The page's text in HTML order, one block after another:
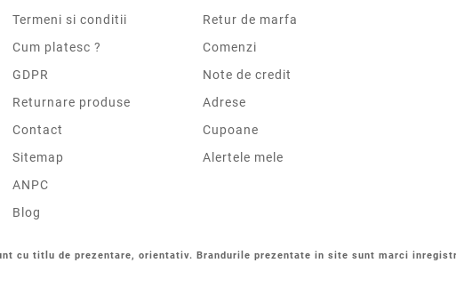
Termeni si conditii
Cum platesc ?
GDPR
Returnare produse
Contact
Sitemap
ANPC
Blog
Retur de marfa
Comenzi
Note de credit
Adrese
Cupoane
Alertele mele
cu titlu de prezentare, orientativ. Brandurile prezentate in site sunt marci